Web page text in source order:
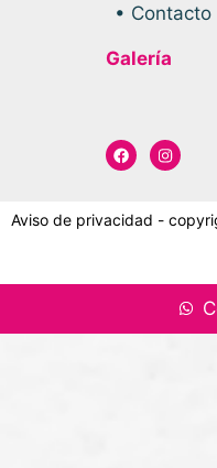
• Contacto
Galería
Aviso de privacidad -